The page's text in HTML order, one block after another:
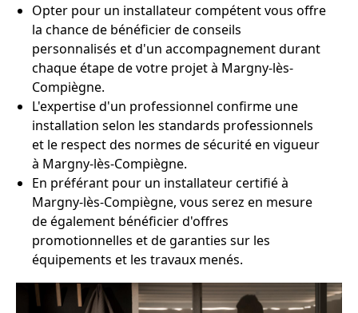
Opter pour un installateur compétent vous offre
la chance de bénéficier de conseils
personnalisés et d'un accompagnement durant
chaque étape de votre projet à Margny-lès-
Compiègne.
L'expertise d'un professionnel confirme une
installation selon les standards professionnels
et le respect des normes de sécurité en vigueur
à Margny-lès-Compiègne.
En préférant pour un installateur certifié à
Margny-lès-Compiègne, vous serez en mesure
de également bénéficier d'offres
promotionnelles et de garanties sur les
équipements et les travaux menés.